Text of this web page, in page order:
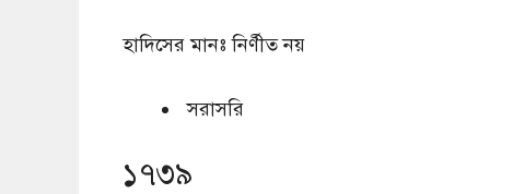
হাদিসের মানঃনির্ণীত নয়
সরাসরি
১৭৩৯